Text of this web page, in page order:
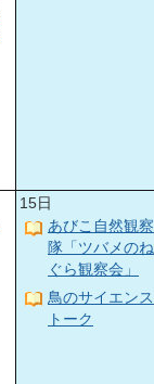
15日
あびこ自然観察
隊「ツバメのね
ぐら観察会」
鳥のサイエンス
トーク